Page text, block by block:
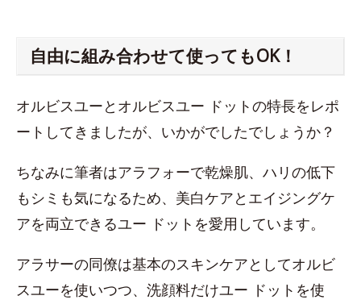
自由に組み合わせて使ってもOK！
オルビスユーとオルビスユー ドットの特長をレポ
ートしてきましたが、いかがでしたでしょうか？
ちなみに筆者はアラフォーで乾燥肌、ハリの低下
もシミも気になるため、美白ケアとエイジングケ
アを両立できるユー ドットを愛用しています。
アラサーの同僚は基本のスキンケアとしてオルビ
スユーを使いつつ、洗顔料だけユー ドットを使